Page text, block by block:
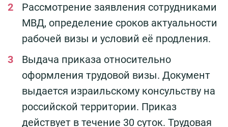
Рассмотрение заявления сотрудниками
МВД, определение сроков актуальности
рабочей визы и условий её продления.
Выдача приказа относительно
оформления трудовой визы. Документ
выдается израильскому консульству на
российской территории. Приказ
действует в течение 30 суток. Трудовая